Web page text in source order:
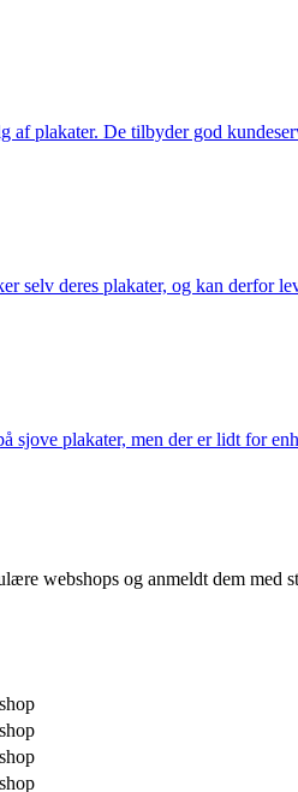
af plakater. De tilbyder god
selv deres plakater, og kan derfor
sjove plakater, men der er lidt for
webshops og anmeldt dem